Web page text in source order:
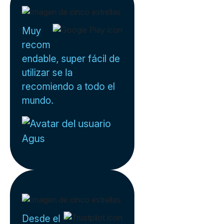
Muy
recom
endable, super fácil de
utilizar se la
recomiendo a todo el
mundo.
Agus
Desde el